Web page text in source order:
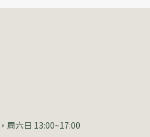
周六日 13:00~17:00